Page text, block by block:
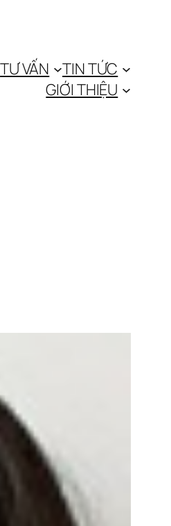
TƯ VẤN
TIN TỨC
GIỚI THIỆU